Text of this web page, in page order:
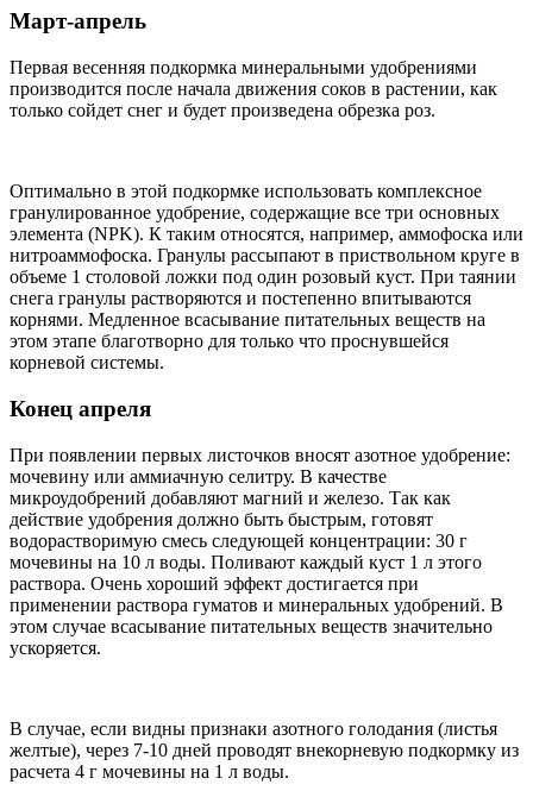
Март-апрель
Первая весенняя подкормка минеральными удобрениями
производится после начала движения соков в растении, как
только сойдет снег и будет произведена обрезка роз.
Оптимально в этой подкормке использовать комплексное
гранулированное удобрение, содержащие все три основных
элемента (NPK). К таким относятся, например, аммофоска или
нитроаммофоска. Гранулы рассыпают в приствольном круге в
объеме 1 столовой ложки под один розовый куст. При таянии
снега гранулы растворяются и постепенно впитываются
корнями. Медленное всасывание питательных веществ на
этом этапе благотворно для только что проснувшейся
корневой системы.
Конец апреля
При появлении первых листочков вносят азотное удобрение:
мочевину или аммиачную селитру. В качестве
микроудобрений добавляют магний и железо. Так как
действие удобрения должно быть быстрым, готовят
водорастворимую смесь следующей концентрации: 30 г
мочевины на 10 л воды. Поливают каждый куст 1 л этого
раствора. Очень хороший эффект достигается при
применении раствора гуматов и минеральных удобрений. В
этом случае всасывание питательных веществ значительно
ускоряется.
В случае, если видны признаки азотного голодания (листья
желтые), через 7-10 дней проводят внекорневую подкормку из
расчета 4 г мочевины на 1 л воды.